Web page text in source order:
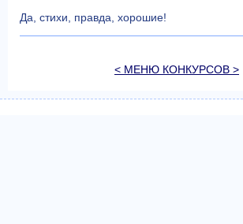
Да, стихи, правда, хорошие!
< МЕНЮ КОНКУРСОВ >